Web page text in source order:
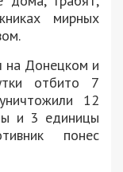
мирных
на Донецком и
отбито 7
12
и 3 единицы
понес